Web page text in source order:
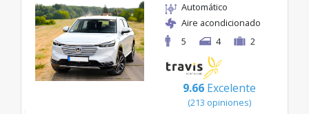
Automático
Aire acondicionado
5
4 2
9.66 Excelente
(213 opiniones)